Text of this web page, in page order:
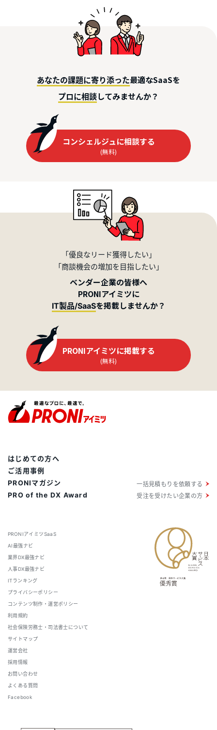
あなたの課題に寄り添った最適なSaaSを
プロに相談してみませんか？
コンシェルジュに相談する
(無料)
「優良なリード獲得したい」
「商談機会の増加を目指したい」
ベンダー企業の皆様へ
PRONIアイミツに
IT製品/SaaSを掲載しませんか？
PRONIアイミツに掲載する
(無料)
PRONIアイミツSaaS
AI最強ナビ
業界DX最強ナビ
人事DX最強ナビ
ITランキング
プライバシーポリシー
コンテンツ制作・運営ポリシー
利用規約
社会保険労務士・司法書士について
サイトマップ
運営会社
採用情報
お問い合わせ
よくある質問
Facebook
はじめての方へ
ご活用事例
PRONIマガジン
PRO of the DX Award
一括見積もりを依頼する
受注を受けたい企業の方